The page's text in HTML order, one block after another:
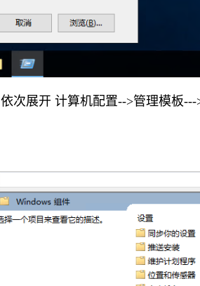
次展开 计算机配置-->管理模板